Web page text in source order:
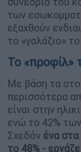
των
εξαχθούν
το «γαλάζιο»
Το «προφίλ»
Με βάση τα
περισσότερα
είναι στην
ενώ το 42%
Σχεδόν ένα
το 48% -